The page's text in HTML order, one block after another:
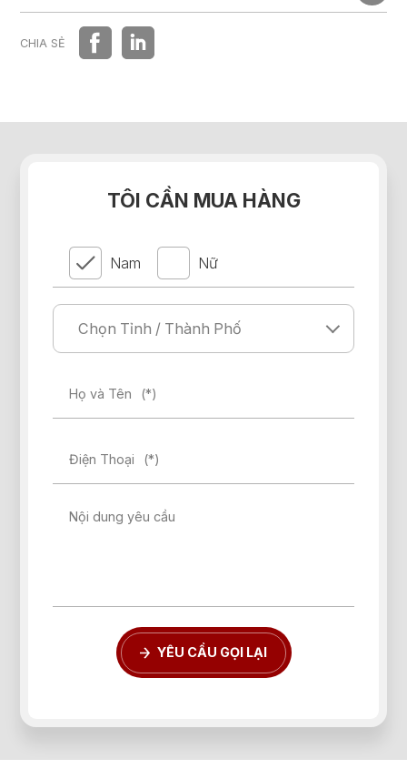
HỆ THỐNG PHÂN PHỐI
CHIA SẺ
TÔI CẦN MUA HÀNG
Nam Nữ
Họ và Tên (*)
Điện Thoại (*)
Nội dung yêu cầu
YÊU CẦU GỌI LẠI
Quên mật khẩu?